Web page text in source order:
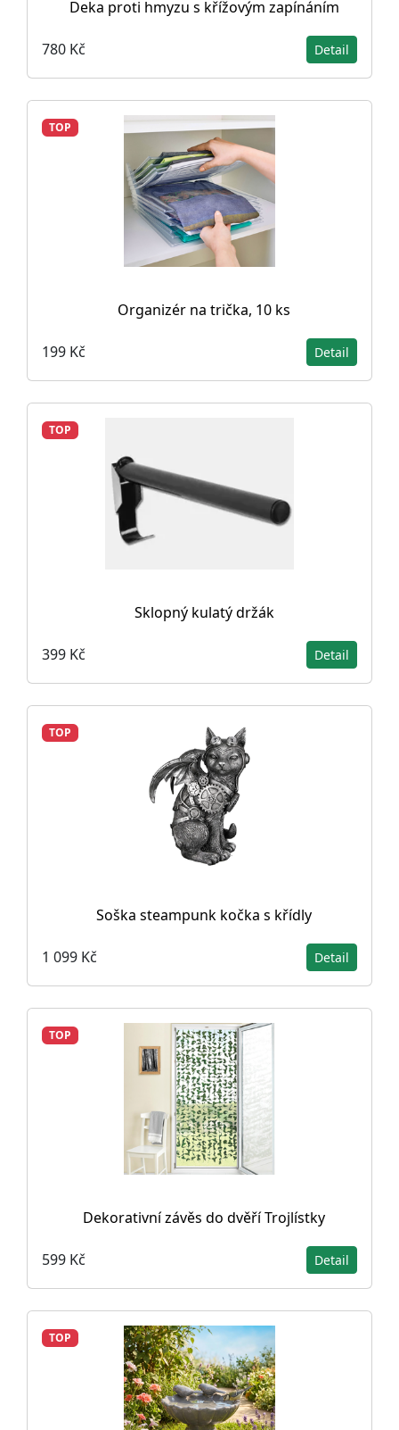
Deka proti hmyzu s křížovým zapínáním
780 Kč Detail
TOP
Organizér na trička, 10 ks
199 Kč Detail
TOP
Sklopný kulatý držák
399 Kč Detail
TOP
Soška steampunk kočka s křídly
1 099 Kč Detail
TOP
Dekorativní závěs do dvěří Trojlístky
599 Kč Detail
TOP